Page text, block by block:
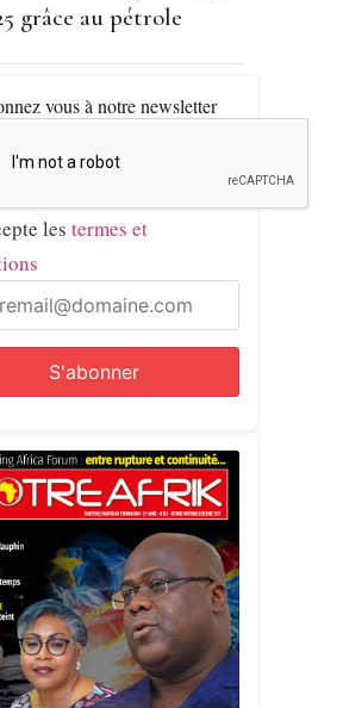
grâce au pétrole
vous à notre newsletter
les termes et